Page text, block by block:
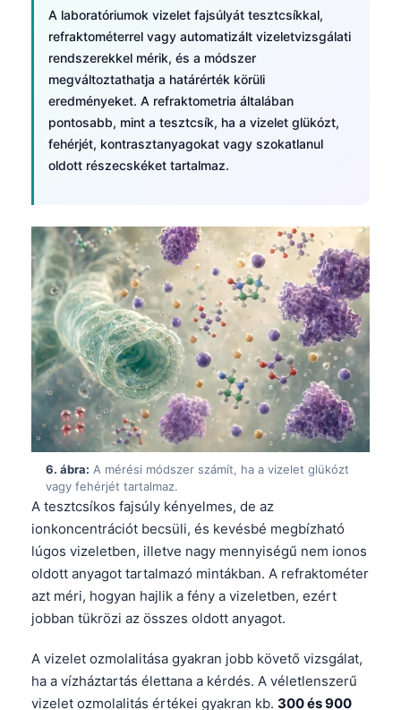
A laboratóriumok vizelet fajsúlyát tesztcsíkkal,
refraktométerrel vagy automatizált vizeletvizsgálati
rendszerekkel mérik, és a módszer
megváltoztathatja a határérték körüli
eredményeket. A refraktometria általában
pontosabb, mint a tesztcsík, ha a vizelet glükózt,
fehérjét, kontrasztanyagokat vagy szokatlanul
oldott részecskéket tartalmaz.
6. ábra: A mérési módszer számít, ha a vizelet glükózt
vagy fehérjét tartalmaz.
A tesztcsíkos fajsúly kényelmes, de az
ionkoncentrációt becsüli, és kevésbé megbízható
lúgos vizeletben, illetve nagy mennyiségű nem ionos
oldott anyagot tartalmazó mintákban. A refraktométer
azt méri, hogyan hajlik a fény a vizeletben, ezért
jobban tükrözi az összes oldott anyagot.
A vizelet ozmolalitása gyakran jobb követő vizsgálat,
ha a vízháztartás élettana a kérdés. A véletlenszerű
vizelet ozmolalitás értékei gyakran kb. 300 és 900
Basa Jawa
Cebuano
ئۇيغۇرچە
Кыргызча
Татар теле
Беларуская мова
Esperanto
Frysk
Ślōnskŏ gŏdka
Norsk bokmål